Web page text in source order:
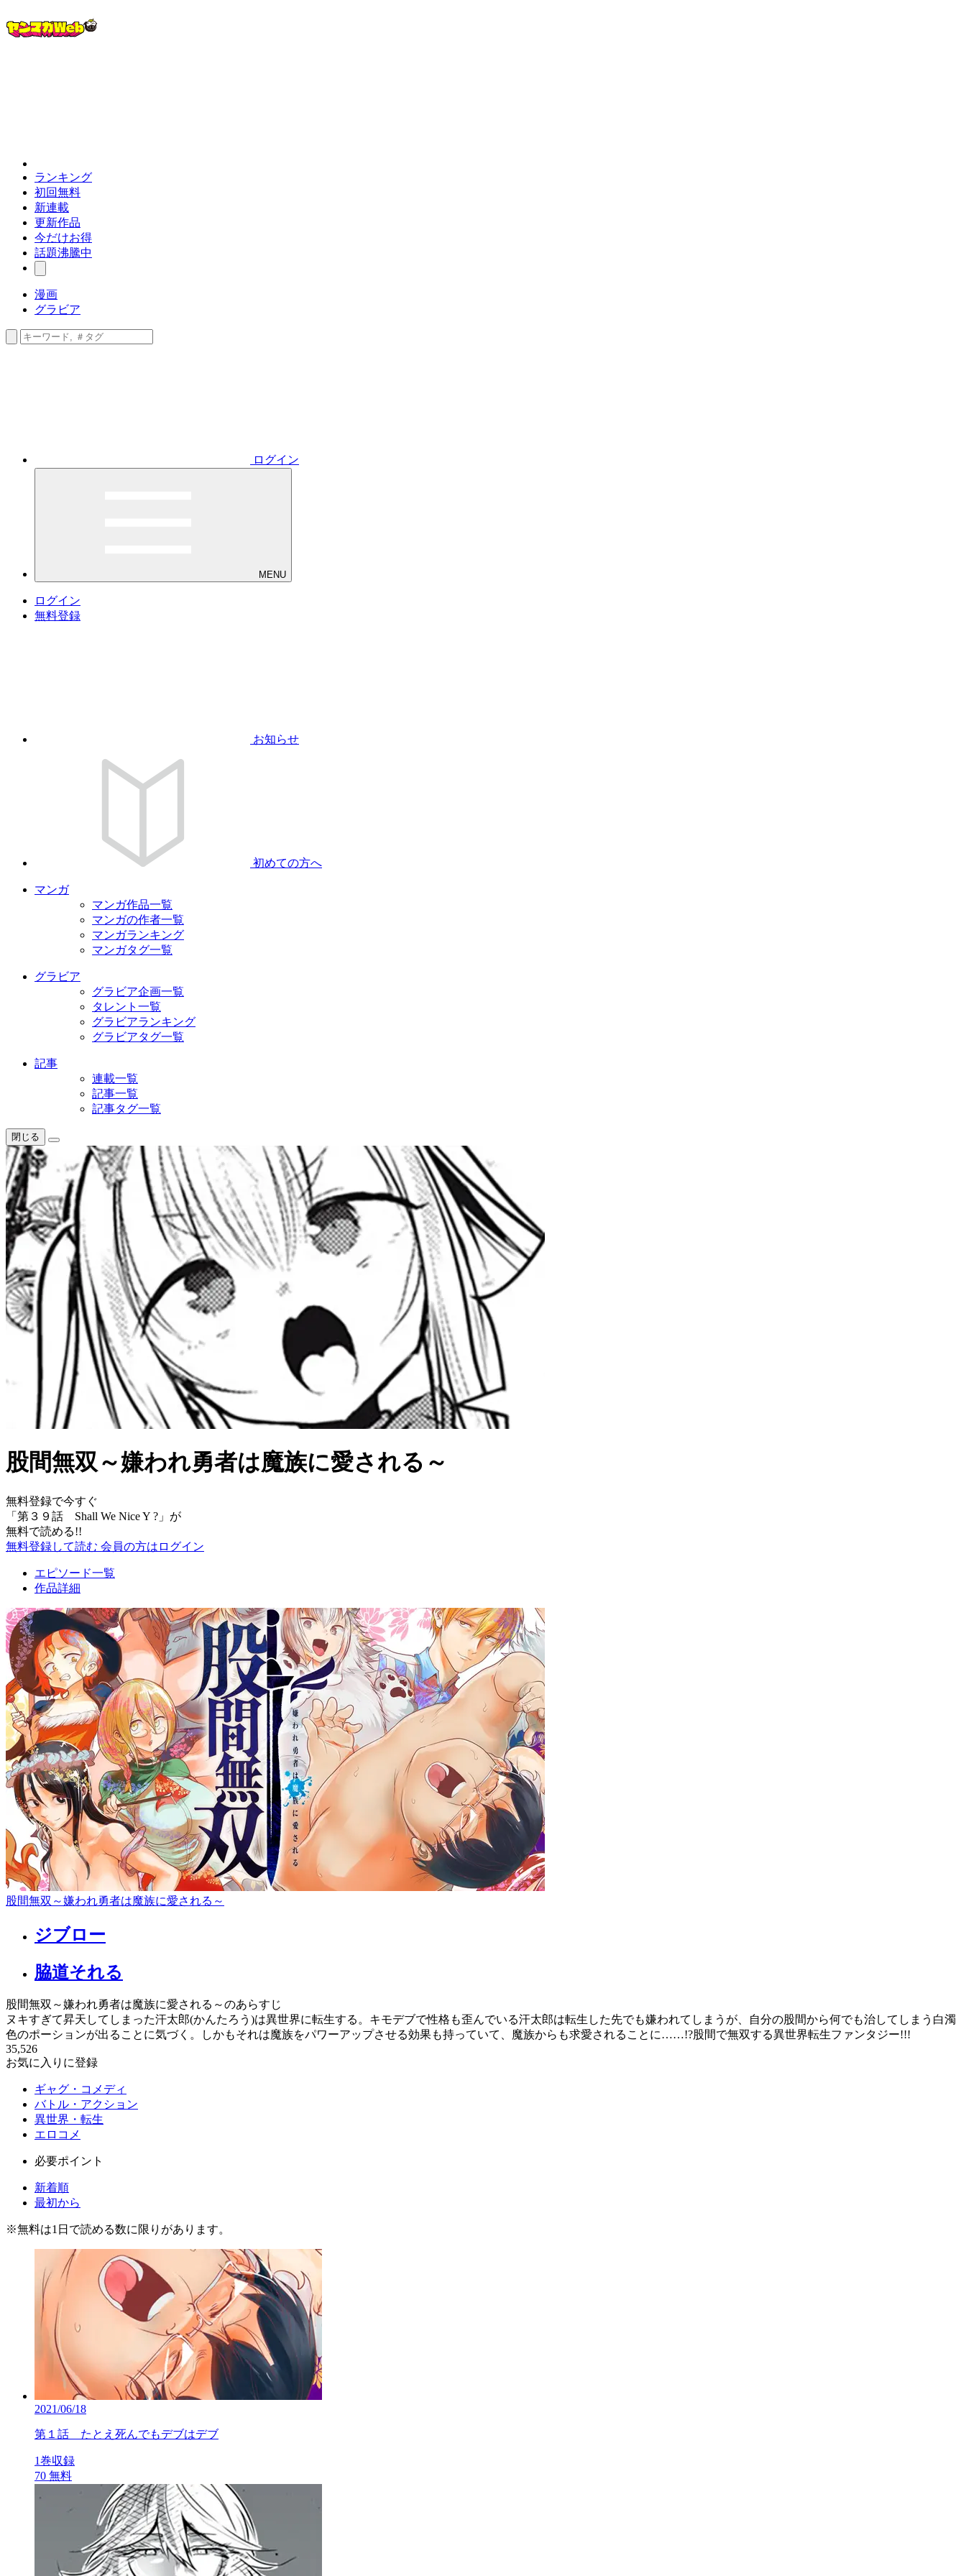
ランキング
初回無料
新連載
更新作品
今だけお得
話題沸騰中
漫画
グラビア
ログイン
MENU
ログイン
無料登録
お知らせ
初めての方へ
マンガ
マンガ作品一覧
マンガの作者一覧
マンガランキング
マンガタグ一覧
グラビア
グラビア企画一覧
タレント一覧
グラビアランキング
グラビアタグ一覧
記事
連載一覧
記事一覧
記事タグ一覧
閉じる
股間無双～嫌われ勇者は魔族に愛される～
無料登録で今すぐ
「 第３９話 Shall We Nice Y ? 」が
無料で読める!!
無料登録して読む 会員の方はログイン
エピソード一覧
作品詳細
股間無双～嫌われ勇者は魔族に愛される～
ジブロー
脇道それる
股間無双～嫌われ勇者は魔族に愛される～のあらすじ
ヌキすぎて昇天してしまった汗太郎(かんたろう)は異世界に転生する。キモデブで性格も歪んでいる汗太郎は転生した先でも嫌われてしまうが、自分の股間から何でも治してしまう白濁
色のポーションが出ることに気づく。しかもそれは魔族をパワーアップさせる効果も持っていて、魔族からも求愛されることに……!?股間で無双する異世界転生ファンタジー!!!
35,526
お気に入りに登録
ギャグ・コメディ
バトル・アクション
異世界・転生
エロコメ
必要ポイント
新着順
最初から
※無料は1日で読める数に限りがあります。
2021/06/18
第１話 たとえ死んでもデブはデブ
1巻収録
70 無料